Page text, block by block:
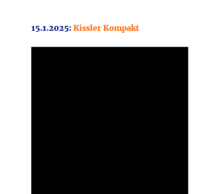
15.1.2025: Kissler Kompakt